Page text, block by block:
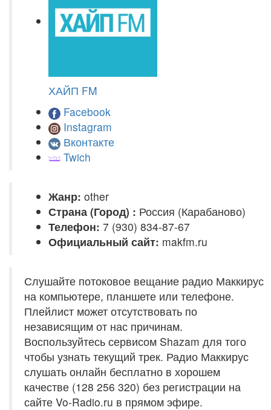
ХАЙП FM
Facebook
Instagram
Вконтакте
Twich
Жанр: other
Страна (Город) : Россия (Карабаново)
Телефон: 7 (930) 834-87-67
Официальный сайт: makfm.ru
Слушайте потоковое вещание радио Маккирус
на компьютере, планшете или телефоне.
Плейлист может отсутствовать по
независящим от нас причинам.
Воспользуйтесь сервисом Shazam для того
чтобы узнать текущий трек. Радио Маккирус
слушать онлайн бесплатно в хорошем
качестве (128 256 320) без регистрации на
сайте Vo-Radio.ru в прямом эфире.